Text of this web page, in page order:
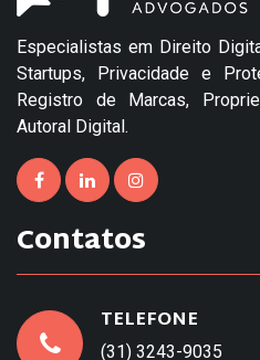
Especialistas em Direito
Startups, Privacidade e
Registro de Marcas,
Autoral Digital.
Contatos
TELEFONE
(31) 3243-9035